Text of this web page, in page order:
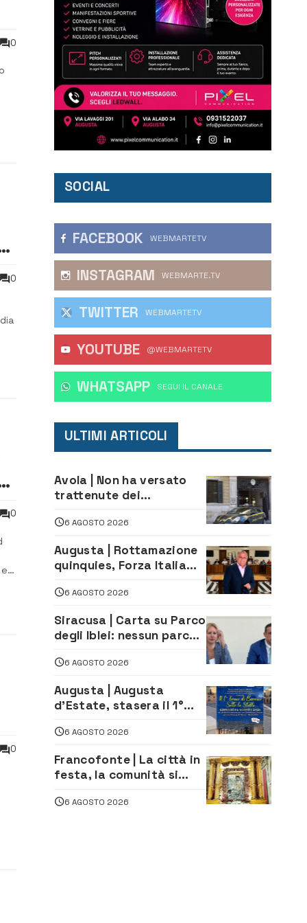
0
0
0
0
SOCIAL
FACEBOOK WEBMARTETV
INSTAGRAM WEBMARTE.TV
TWITTER WEBMARTETV
YOUTUBE @WEBMARTETV
WHATSAPP ‎SEGUI IL CANALE
ULTIMI ARTICOLI
Avola | Non ha versato
trattenute dei
oltre 700 mila euro a
imprenditore della
climatizzazione
6 AGOSTO 2026
Augusta | Rottamazione
quinquies, Forza Italia
«La proposta è nostra»
6 AGOSTO 2026
Siracusa | Carta su Parco
degli Iblei: nessun parco
comunità e il territorio
6 AGOSTO 2026
Augusta | Augusta
d’Estate, stasera il 1°
le Stelle: piazza
D’Astorga già sold out
6 AGOSTO 2026
Francofonte | La città in
festa, la comunità si
della Neve tra fede e
6 AGOSTO 2026